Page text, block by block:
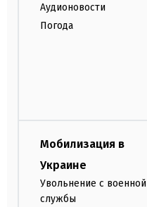
Аудионовости
Погода
Мобилизация в
Украине
Увольнение с военной
службы